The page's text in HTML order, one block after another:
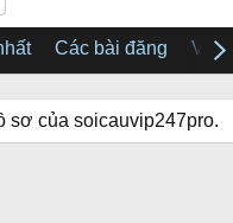
Các bài đăng Về
sơ của soicauvip247pro.